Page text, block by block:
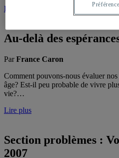
Lire plus
Au-delà des
ParFrance Caron
Comment pouvons-nous évaluer
âge? Est-il peu probable de vivre
vie?…
Lire plus
Section problèmes :
2007